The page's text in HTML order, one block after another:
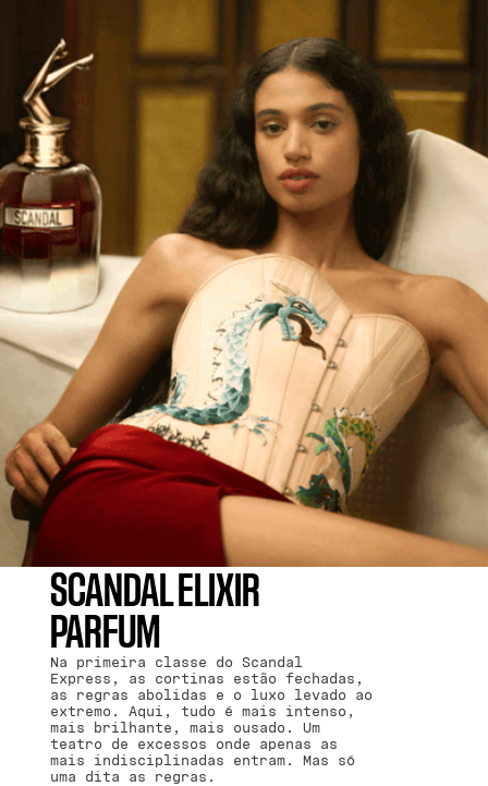
SCANDAL ELIXIR
PARFUM
Na primeira classe do Scandal
Express, as cortinas estão fechadas,
as regras abolidas e o luxo levado ao
extremo. Aqui, tudo é mais intenso,
mais brilhante, mais ousado. Um
teatro de excessos onde apenas as
mais indisciplinadas entram. Mas só
uma dita as regras.